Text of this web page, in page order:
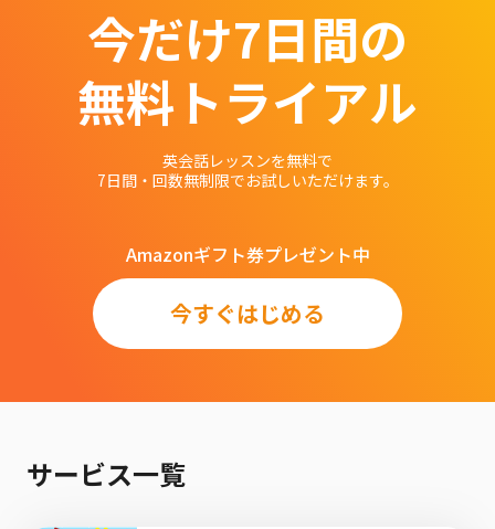
今だけ7日間の
無料トライアル
英会話レッスンを無料で
7日間・回数無制限でお試しいただけます。
Amazonギフト券プレゼント中
今すぐはじめる
サービス一覧